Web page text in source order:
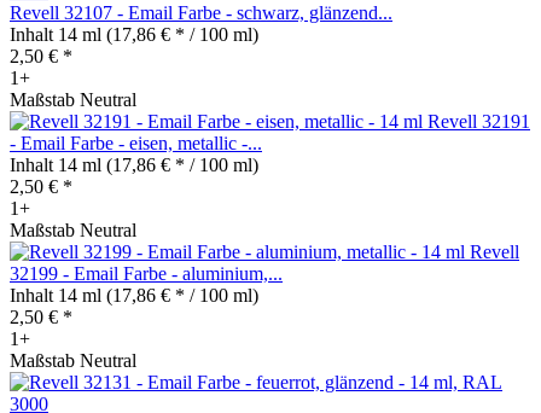
Revell 32107 - Email Farbe - schwarz, glänzend...
Inhalt 14 ml (17,86 € * / 100 ml)
2,50 € *
1+
Maßstab Neutral
Revell 32191
- Email Farbe - eisen, metallic -...
Inhalt 14 ml (17,86 € * / 100 ml)
2,50 € *
1+
Maßstab Neutral
Revell
32199 - Email Farbe - aluminium,...
Inhalt 14 ml (17,86 € * / 100 ml)
2,50 € *
1+
Maßstab Neutral